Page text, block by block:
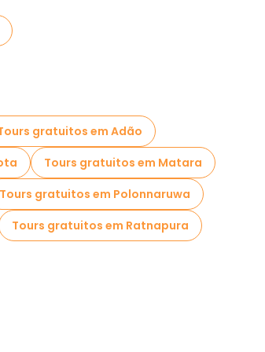
gratuitos em Adão
Tours gratuitos em Matara
Tours gratuitos em Polonnaruwa
Tours gratuitos em Ratnapura